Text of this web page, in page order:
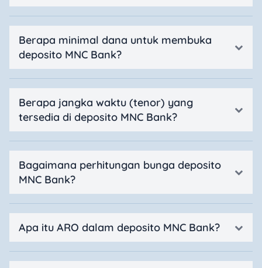
Berapa minimal dana untuk membuka
deposito MNC Bank?
Berapa jangka waktu (tenor) yang
tersedia di deposito MNC Bank?
Bagaimana perhitungan bunga deposito
MNC Bank?
Apa itu ARO dalam deposito MNC Bank?